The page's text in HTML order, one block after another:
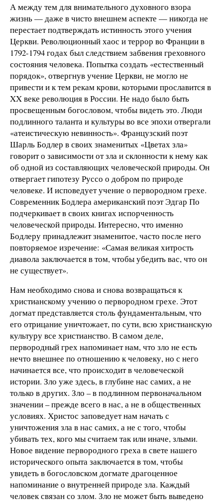
А между тем для внимательного духовного взора
жизнь — даже в чисто внешнем аспекте — никогда не
перестает подтверждать истинность этого учения
Церкви. Революционный хаос и террор во Франции в
1792-1794 годах был следствием забвения греховного
состояния человека. Попытка создать «естественный
порядок», отвергнув учение Церкви, не могло не
привести и к тем рекам крови, которыми прославится в
XX веке революция в России. Не надо было быть
просвещенным богословом, чтобы видеть это. Люди
подлинного таланта и культуры во все эпохи отвергали
«атеистическую невинность». Французский поэт
Шарль Бодлер в своих знаменитых «Цветах зла»
говорит о зависимости от зла и склонности к нему как
об одной из составляющих человеческой природы. Он
отвергает гипотезу Руссо о добром по природе
человеке. И исповедует учение о первородном грехе.
Современник Бодлера американский поэт Эдгар По
подчеркивает в своих книгах испорченность
человеческой природы. Интересно, что именно
Бодлеру принадлежит знаменитое, часто после него
повторяемое изречение: «Самая великая хитрость
диавола заключается в том, чтобы убедить вас, что он
не существует».
Нам необходимо снова и снова возвращаться к
христианскому учению о первородном грехе. Этот
догмат представляется столь фундаментальным, что
его отрицание уничтожает, по сути, всю христианскую
культуру все христианство. В самом деле,
первородный грех напоминает нам, что зло не есть
нечто внешнее по отношению к человеку, но с него
начинается все, что происходит в человеческой
истории. Зло уже здесь, в глубине нас самих, а не
только в других. Зло – в подлинном первоначальном
значении – прежде всего в нас, а не в общественных
условиях. Христос заповедует нам начать с
уничтожения зла в нас самих, а не с того, чтобы
убивать тех, кого мы считаем так или иначе, злыми.
Новое видение первородного греха в свете нашего
исторического опыта заключается в том, чтобы
увидеть в богословском догмате драгоценное
напоминание о внутренней природе зла. Каждый
человек связан со злом. Зло не может быть выведено